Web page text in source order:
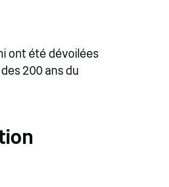
ont été dévoilées
200 ans du